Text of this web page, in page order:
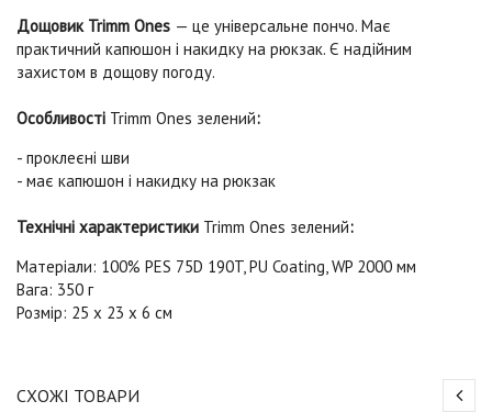
Дощовик Trimm Ones — це універсальне пончо. Має
практичний капюшон і накидку на рюкзак. Є надійним
захистом в дощову погоду.
Особливості Trimm Ones зелений:
- проклеєні шви
- має капюшон і накидку на рюкзак
Технічні характеристики Trimm Ones зелений:
Матеріали: 100% PES 75D 190T, PU Coating, WP 2000 мм
Вага: 350 г
Розмір: 25 х 23 х 6 см
СХОЖІ ТОВАРИ